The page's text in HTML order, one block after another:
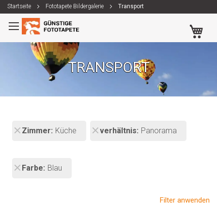
Startseite Fototapete Bildergalerie Transport
Zum
Inhalt
springen
TRANSPORT
Zimmer Küche verhältnis Panorama
Farbe Blau
Filter anwenden